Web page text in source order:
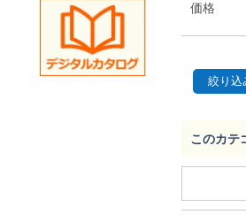
価格
このカテ